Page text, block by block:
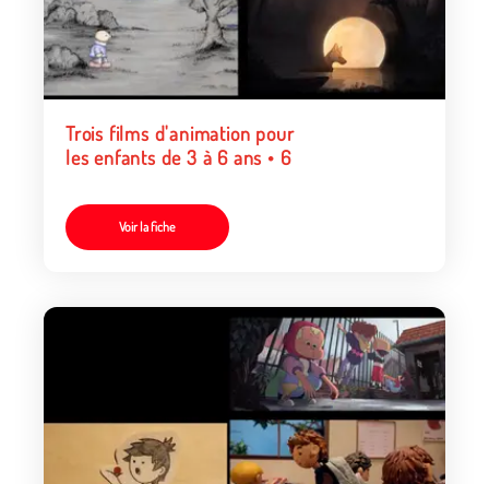
Trois films d'animation pour
les enfants de 3 à 6 ans • 6
Voir la fiche